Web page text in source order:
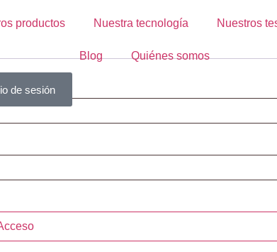
productos Nuestra tecnología Nuestros
Blog Quiénes somos
de sesión